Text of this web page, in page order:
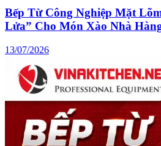
Bếp Từ Công Nghiệp Mặt
Lửa” Cho Món Xào Nhà
13/07/2026